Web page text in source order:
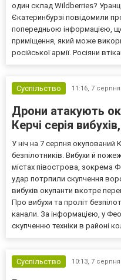
один склад Wildberries?
Єкатеринбурзі повідомили
попередньою інформацією,
приміщення, який може
російської армії. Росіяни
Суспільство 11:16, 7 серпня
Дрони атакують
Керчі серія
У ніч на 7 серпня окупований
безпілотників. Вибухи й
містах півострова, зокрема
удар потрпили скупчення
вибухів окупанти вкотре
Про вибухи та проліт
канали. За інформацією, у
скупченню техніки в районі
Суспільство 10:13, 7 серпня